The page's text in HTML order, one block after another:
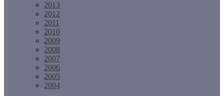
2013
2012
2011
2010
2009
2008
2007
2006
2005
2004